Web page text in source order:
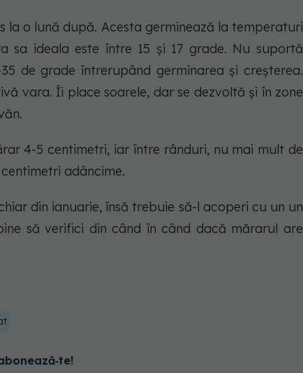
la o lună după. Acesta germinează la temperaturi
sa ideala este între 15 și 17 grade. Nu suportă
de grade întrerupând germinarea și creșterea.
vara. Îi place soarele, dar se dezvoltă și în zone
4-5 centimetri, iar între rânduri, nu mai mult de
adâncime.
din ianuarie, însă trebuie să-l acoperi cu un un
să verifici din când în când dacă mărarul are